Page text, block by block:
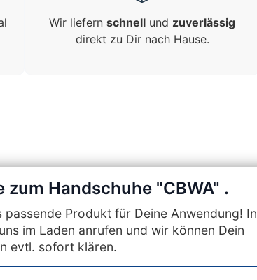
Wir liefern schnell und zuverlässig
direkt zu Dir nach Hause.
zum Handschuhe "CBWA" .
Produkt für Deine Anwendung! In
im Laden anrufen und wir können Dein
evtl. sofort klären.